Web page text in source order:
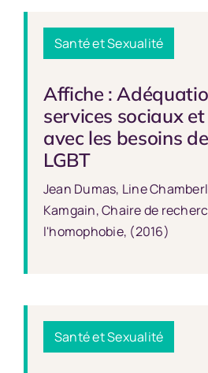
Santé et Sexualité
Affiche :
services sociaux
avec les besoins
LGBT
Jean Dumas, Line
Kamgain, Chaire de
l'homophobie, (2016)
Santé et Sexualité